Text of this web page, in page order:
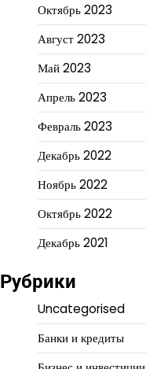
Октябрь 2023
Август 2023
Май 2023
Апрель 2023
Февраль 2023
Декабрь 2022
Ноябрь 2022
Октябрь 2022
Декабрь 2021
Рубрики
Uncategorised
Банки и кредиты